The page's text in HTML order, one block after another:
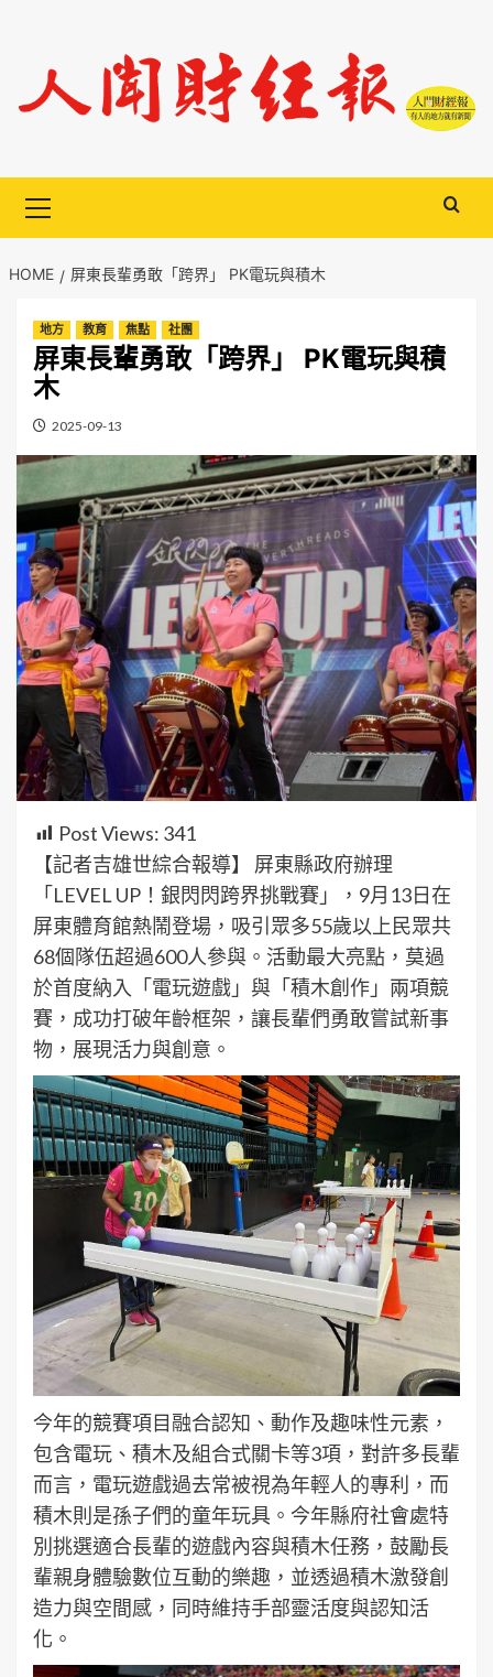
content
Menu
HOME 屏東長輩勇敢「跨界」 PK電玩與積木
地方 教育 焦點 社團
屏東長輩勇敢「跨界」 PK電玩與積
木
2025-09-13
Post Views: 341
【記者吉雄世綜合報導】 屏東縣政府辦理
「LEVEL UP！銀閃閃跨界挑戰賽」，9月13日在
屏東體育館熱鬧登場，吸引眾多55歲以上民眾共
68個隊伍超過600人參與。活動最大亮點，莫過
於首度納入「電玩遊戲」與「積木創作」兩項競
賽，成功打破年齡框架，讓長輩們勇敢嘗試新事
物，展現活力與創意。
今年的競賽項目融合認知、動作及趣味性元素，
包含電玩、積木及組合式關卡等3項，對許多長輩
而言，電玩遊戲過去常被視為年輕人的專利，而
積木則是孫子們的童年玩具。今年縣府社會處特
別挑選適合長輩的遊戲內容與積木任務，鼓勵長
輩親身體驗數位互動的樂趣，並透過積木激發創
造力與空間感，同時維持手部靈活度與認知活
化。